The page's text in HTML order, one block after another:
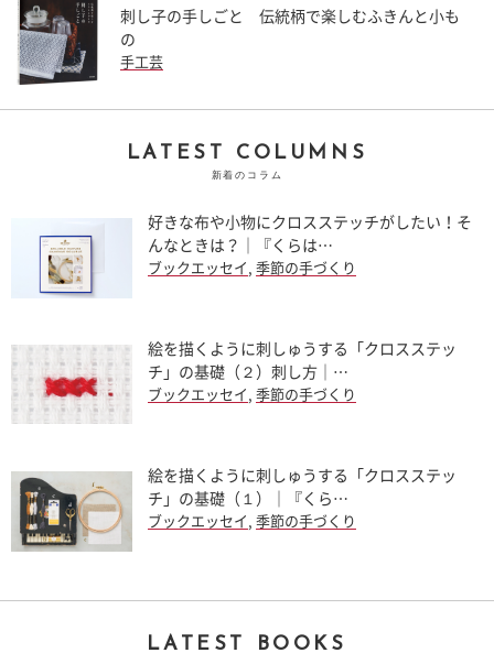
刺し子の手しごと 伝統柄で楽しむふきんと小も
の
手工芸
LATEST COLUMNS
新着のコラム
好きな布や小物にクロスステッチがしたい！そ
んなときは？｜『くらは…
ブックエッセイ 季節の手づくり
絵を描くように刺しゅうする「クロスステッ
チ」の基礎（２）刺し方｜…
ブックエッセイ 季節の手づくり
絵を描くように刺しゅうする「クロスステッ
チ」の基礎（１）｜『くら…
ブックエッセイ 季節の手づくり
LATEST BOOKS